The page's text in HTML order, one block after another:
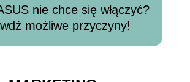
nie chce się włączyć?
możliwe przyczyny!